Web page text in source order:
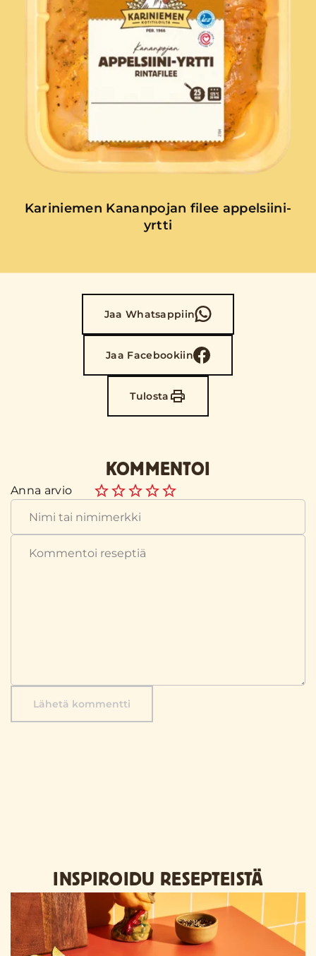
Kariniemen Kananpojan filee appelsiini-
yrtti
Jaa Whatsappiin
Jaa Facebookiin
Tulosta
KOMMENTOI
Anna arvio
Lähetä kommentti
INSPIROIDU RESEPTEISTÄ